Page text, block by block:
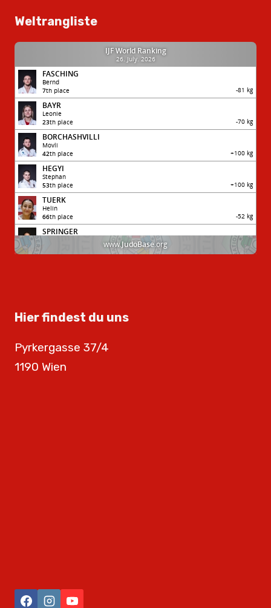
Weltrangliste
Hier findest du uns
Pyrkergasse 37/4
1190 Wien